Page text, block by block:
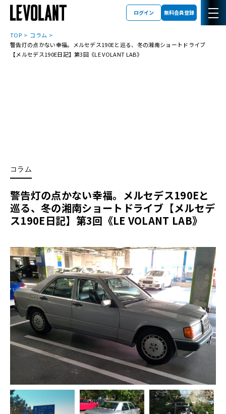
ログイン 無料会員登録
TOP
コラム
警告灯の点かない幸福。メルセデス190Eと巡る、冬の湘南ショートドライブ
【メルセデス190E日記】第3回《LE VOLANT LAB》
コラム
警告灯の点かない幸福。メルセデス190Eと
巡る、冬の湘南ショートドライブ【メルセデ
ス190E日記】第3回《LE VOLANT LAB》